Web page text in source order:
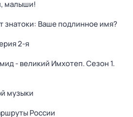
малыши!
знатоки: Ваше подлинное имя?
2-я
- великий Имхотеп. Сезон 1.
музыки
России